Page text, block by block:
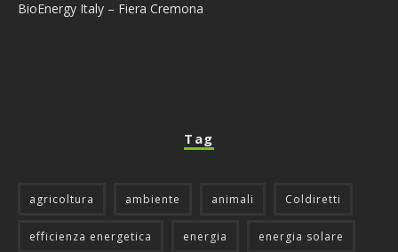
BioEnergy Italy – Fiera Cremona
Tag
agricoltura ambiente animali Coldiretti
efficienza energetica energia energia solare